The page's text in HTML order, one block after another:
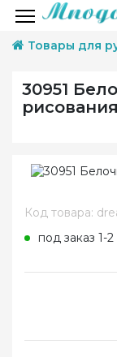
Товары для
30951
Код товара:
под заказ 1-